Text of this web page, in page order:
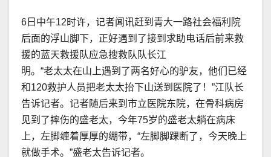
6日中午12时许，记者闻讯赶到青大一路社会福利院
后面的浮山脚下，正好遇到了接到求助电话后前来救
援的蓝天救援队应急搜救队队长江
明。“老太太在山上遇到了两名好心的驴友，他们已经
和120救护人员把老太太抬下山送到医院了！”江队长
告诉记者。记者随后来到市立医院东院，在骨科病房
见到了摔伤的盛老太，今年75岁的盛老太躺在病床
上，左脚缠着厚厚的绷带，“左脚脚踝断了，今天晚上
就做手术。”盛老太告诉记者。